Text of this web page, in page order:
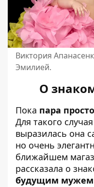
Виктория
Эмилией.
О
Пока пара
Для такого
выразилась она
но очень
ближайшем
рассказала о
будущим мужем